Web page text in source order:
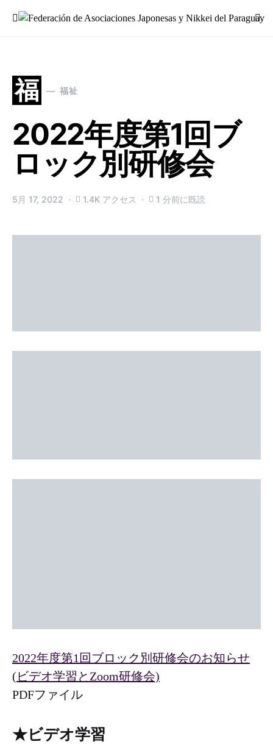
Search for:
福 福祉
2022年度第1回ブ
ロック別研修会
5月 17, 2022 1.4K アクセス 1 分前に既読
2022年度第1回ブロック別研修会のお知らせ
(ビデオ学習とZoom研修会)
PDFファイル
★ビデオ学習